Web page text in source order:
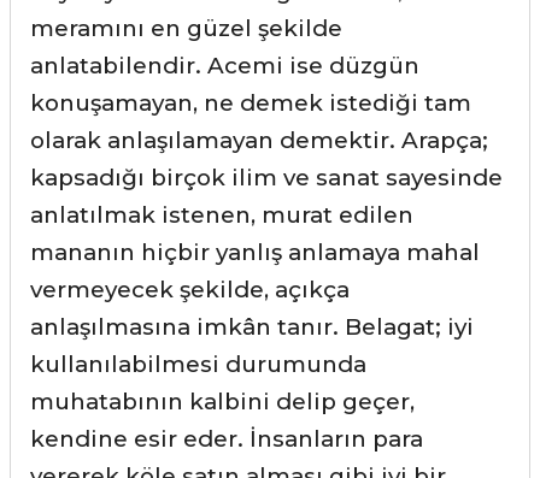
meramını en güzel şekilde
anlatabilendir. Acemi ise düzgün
konuşamayan, ne demek istediği tam
olarak anlaşılamayan demektir. Arapça;
kapsadığı birçok ilim ve sanat sayesinde
anlatılmak istenen, murat edilen
mananın hiçbir yanlış anlamaya mahal
vermeyecek şekilde, açıkça
anlaşılmasına imkân tanır. Belagat; iyi
kullanılabilmesi durumunda
muhatabının kalbini delip geçer,
kendine esir eder. İnsanların para